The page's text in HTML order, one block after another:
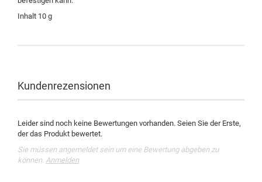
Inhalt 10 g
Kundenrezensionen
Leider sind noch keine Bewertungen vorhanden. Seien Sie der Erste,
der das Produkt bewertet.
Sie müssen angemeldet sein um eine Bewertung abgeben zu
können. Anmelden